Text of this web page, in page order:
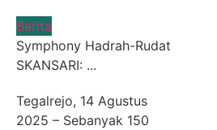
Berita
Symphony Hadrah-Rudat
SKANSARI: ...
Tegalrejo, 14 Agustus
2025 – Sebanyak 150